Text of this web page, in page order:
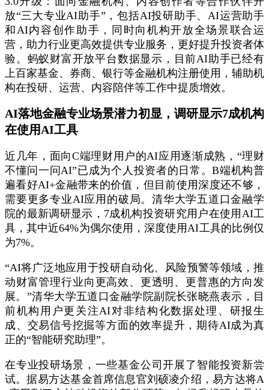
放“三大专业AI助手”，包括AI投研助手、AI运营助手
和AI内容创作助手，同时向机构开放全场景联合运
营，助力行业更高效提供专业服务，更好提升投资者体
验。蚂蚁财富开放平台数据显示，目前AI助手已经有
上百家基金、券商、银行等金融机构注册使用，辅助机
构在投研、运营、内容陪伴等工作中提质增效。
AI落地金融专业场景潜力初显，调研显示7成机构
在使用AI工具
近几年，面向C端理财用户的AI应用逐渐成熟，“理财
不懂问一问AI”已成为个人投资者的日常。B端机构普
遍看好AI+金融带来的价值，但目前使用深度还不够，
需要更多专业AI应用的破局。清华大学五道口金融学
院的最新调研显示，7成机构投资研究用户在使用AI工
具，其中近64%为偶尔使用，深度使用AI工具的比例仅
为7%。
“AI将广泛地应用于投研自动化、风险预警等领域，推
动财富管理行业向更高效、更透明、更普惠的方向发
展。”清华大学五道口金融学院副院长张晓燕表示，目
前机构用户更关注AI对非结构化数据处理、研报生
成、交易信号挖掘等方面的效率提升，期待AI成为真
正的“智能研究助理”。
在专业投研场景，一些基金公司开展了智能投资新尝
试。据易方达基金首席信息官刘硕凌介绍，易方达将A